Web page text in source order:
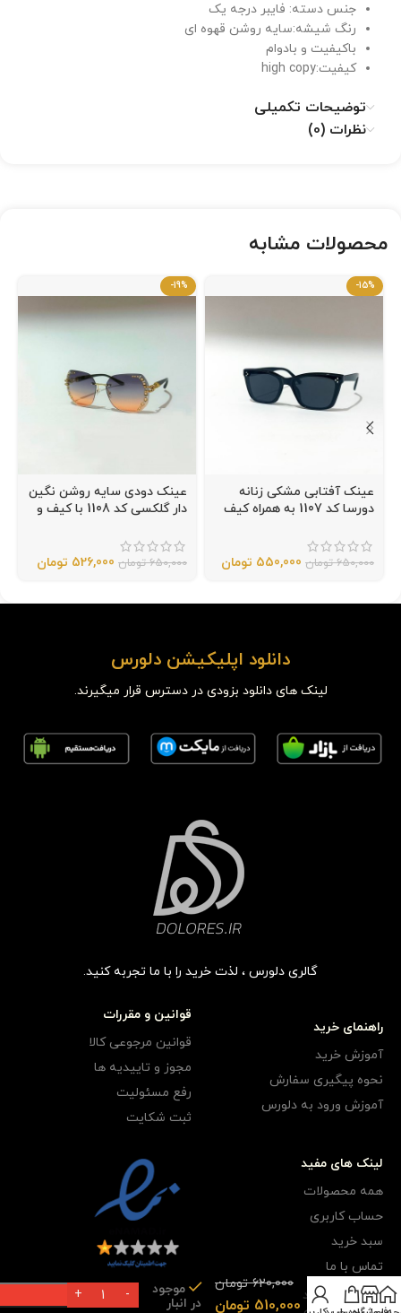
جنس دسته: فایبر درجه یک
رنگ شیشه:سایه روشن قهوه ای
باکیفیت و بادوام
کیفیت:high copy
توضیحات تکمیلی
نظرات (0)
محصولات مشابه
-15%
عینک آفتابی مشکی زنانه
دورسا کد 1107 به همراه کیف
650,000 تومان 550,000 تومان
-19%
عینک دودی سایه روشن نگین
دار گلکسی کد 1108 با کیف و
650,000 تومان 526,000 تومان
دانلود اپلیکیشن دلورس
لینک های دانلود بزودی در دسترس قرار میگیرند.
گالری دلورس ، لذت خرید را با ما تجربه کنید.
راهنمای خرید
آموزش خرید
نحوه پیگیری سفارش
آموزش ورود به دلورس
قوانین و مقررات
قوانین مرجوعی کالا
مجوز و تاییدیه ها
رفع مسئولیت
ثبت شکایت
لینک های مفید
همه محصولات
حساب کاربری
سبد خرید
تماس با ما
عینک
آفتابی
گرد نیم
فرم
هری کد
620,000 تومان
510,000 تومان
موجود
در انبار